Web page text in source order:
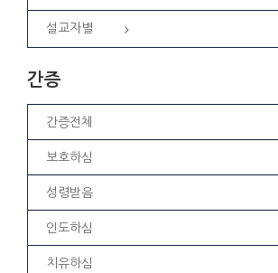
설교자별
간증
간증전체
보호하심
성령받음
인도하심
치유하심